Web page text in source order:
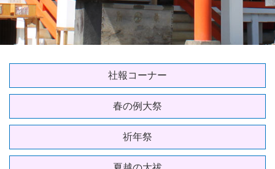
社報コーナー
春の例大祭
祈年祭